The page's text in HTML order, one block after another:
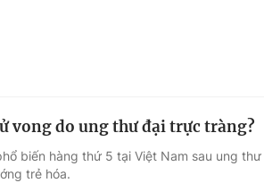
vong do ung thư đại trực tràng?
biến hàng thứ 5 tại Việt Nam sau ung
trẻ hóa.